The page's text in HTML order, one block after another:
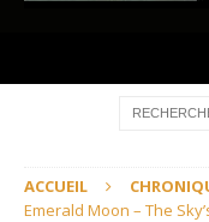
ACCUEIL
Emerald Moon – The